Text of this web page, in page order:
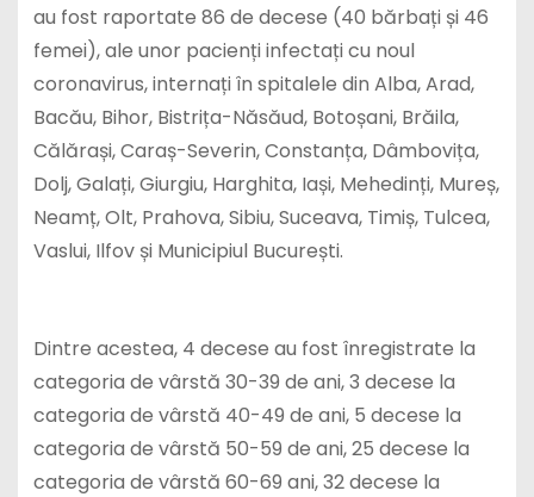
au fost raportate 86 de decese (40 bărbați și 46
femei), ale unor pacienți infectați cu noul
coronavirus, internați în spitalele din Alba, Arad,
Bacău, Bihor, Bistrița-Năsăud, Botoșani, Brăila,
Călărași, Caraș-Severin, Constanța, Dâmbovița,
Dolj, Galați, Giurgiu, Harghita, Iași, Mehedinți, Mureș,
Neamț, Olt, Prahova, Sibiu, Suceava, Timiș, Tulcea,
Vaslui, Ilfov și Municipiul București.
Dintre acestea, 4 decese au fost înregistrate la
categoria de vârstă 30-39 de ani, 3 decese la
categoria de vârstă 40-49 de ani, 5 decese la
categoria de vârstă 50-59 de ani, 25 decese la
categoria de vârstă 60-69 ani, 32 decese la